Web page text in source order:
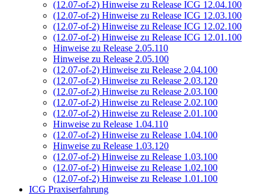
(12.07-of-2) Hinweise zu Release ICG 12.04.100
(12.07-of-2) Hinweise zu Release ICG 12.03.100
(12.07-of-2) Hinweise zu Release ICG 12.02.100
(12.07-of-2) Hinweise zu Release ICG 12.01.100
Hinweise zu Release 2.05.110
Hinweise zu Release 2.05.100
(12.07-of-2) Hinweise zu Release 2.04.100
(12.07-of-2) Hinweise zu Release 2.03.120
(12.07-of-2) Hinweise zu Release 2.03.100
(12.07-of-2) Hinweise zu Release 2.02.100
(12.07-of-2) Hinweise zu Release 2.01.100
Hinweise zu Release 1.04.110
(12.07-of-2) Hinweise zu Release 1.04.100
Hinweise zu Release 1.03.120
(12.07-of-2) Hinweise zu Release 1.03.100
(12.07-of-2) Hinweise zu Release 1.02.100
(12.07-of-2) Hinweise zu Release 1.01.100
ICG Praxiserfahrung